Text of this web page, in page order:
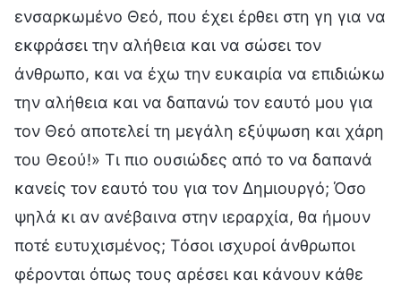
ενσαρκωμένο Θεό, που έχει έρθει στη γη για να
εκφράσει την αλήθεια και να σώσει τον
άνθρωπο, και να έχω την ευκαιρία να επιδιώκω
την αλήθεια και να δαπανώ τον εαυτό μου για
τον Θεό αποτελεί τη μεγάλη εξύψωση και χάρη
του Θεού!» Τι πιο ουσιώδες από το να δαπανά
κανείς τον εαυτό του για τον Δημιουργό; Όσο
ψηλά κι αν ανέβαινα στην ιεραρχία, θα ήμουν
ποτέ ευτυχισμένος; Τόσοι ισχυροί άνθρωποι
φέρονται όπως τους αρέσει και κάνουν κάθε